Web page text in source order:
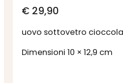
€ 29,90
uovo sottovetro
Dimensioni 10 × 12,9 cm